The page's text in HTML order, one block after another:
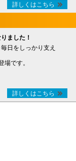
詳しくはこちら
ました！
日をしっかり支え
場です。
詳しくはこちら